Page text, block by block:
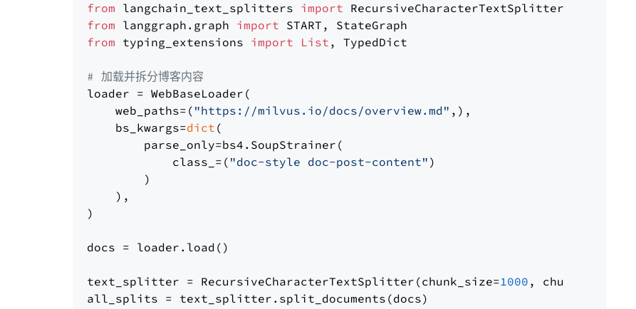
from langchain_text_splitters import
from langgraph.graph import
from typing_extensions import List , TypedDict
# 加载并拆分博客内容
loader = WebBaseLoader(
    web_paths=(
"https://milvus.io/docs/overview.md" ,),
    bs_kwargs=
dict (
        parse_only=bs4.SoupStrainer(
            class_=(
"doc-style doc-post-content" )
        )
    ),
)
docs = loader.load()
text_splitter = RecursiveCharacterTextSplitter(chunk_size=1000 , chunk_overlap=
all_splits = text_splitter.split_documents(docs)